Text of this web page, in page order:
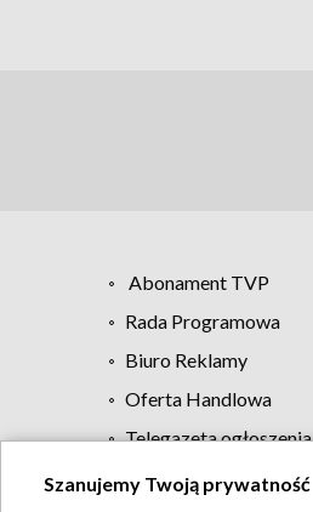
Abonament TVP
Rada Programowa
Biuro Reklamy
Oferta Handlowa
Telegazeta ogłoszenia
Szanujemy Twoją prywatność